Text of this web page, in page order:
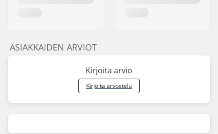
ASIAKKAIDEN ARVIOT
Kirjoita arvio
Kirjoita arvostelu